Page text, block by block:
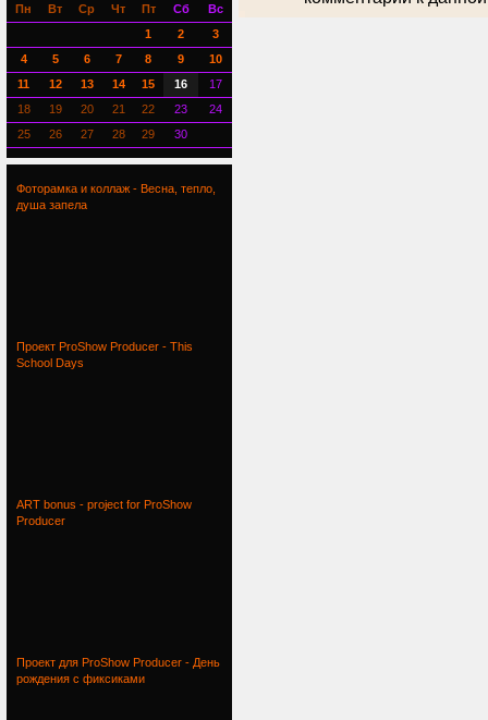
Пн
Вт Ср Чт Пт Сб
Вс
1
2
3
4
5 6 7 8 9
10
11
12 13 14 15 16
17
18
19 20 21 22 23
24
25
26 27 28 29 30
Фоторамка и коллаж - Весна, тепло,
душа запела
Проект ProShow Producer - This
School Days
ART bonus - project for ProShow
Producer
Проект для ProShow Producer - День
рождения с фиксиками